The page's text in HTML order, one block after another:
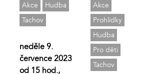
Akce
Hudba
Tachov
neděle 9.
července 2023
od 15 hod.,
Akce
Prohlídky
Hudba
Pro děti
Tachov